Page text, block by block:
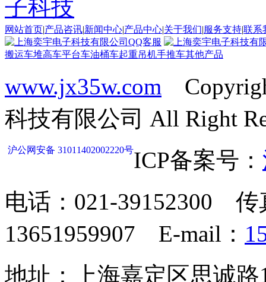
网站首页|产品咨讯|新闻中心|产品中心|关于我们|服务支持|联系
搬运车堆高车平台车油桶车起重吊机手推车其他产品
www.jx35w.com
科技有限公司 All Right
沪公网安备 31011402002220号ICP备案号：
电话：021-39152300
13651959907 E-mail：
地址：上海嘉定区思诚